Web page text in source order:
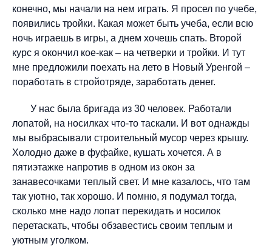
конечно, мы начали на нем играть. Я просел по учебе,
появились тройки. Какая может быть учеба, если всю
ночь играешь в игры, а днем хочешь спать. Второй
курс я окончил кое-как – на четверки и тройки. И тут
мне предложили поехать на лето в Новый Уренгой –
поработать в стройотряде, заработать денег.
У нас была бригада из 30 человек. Работали
лопатой, на носилках что-то таскали. И вот однажды
мы выбрасывали строительный мусор через крышу.
Холодно даже в фуфайке, кушать хочется. А в
пятиэтажке напротив в одном из окон за
занавесочками теплый свет. И мне казалось, что там
так уютно, так хорошо. И помню, я подумал тогда,
сколько мне надо лопат перекидать и носилок
перетаскать, чтобы обзавестись своим теплым и
уютным уголком.